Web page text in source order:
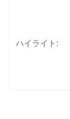
ハイライト: